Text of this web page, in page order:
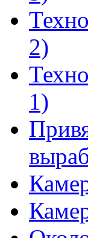
2)
1)